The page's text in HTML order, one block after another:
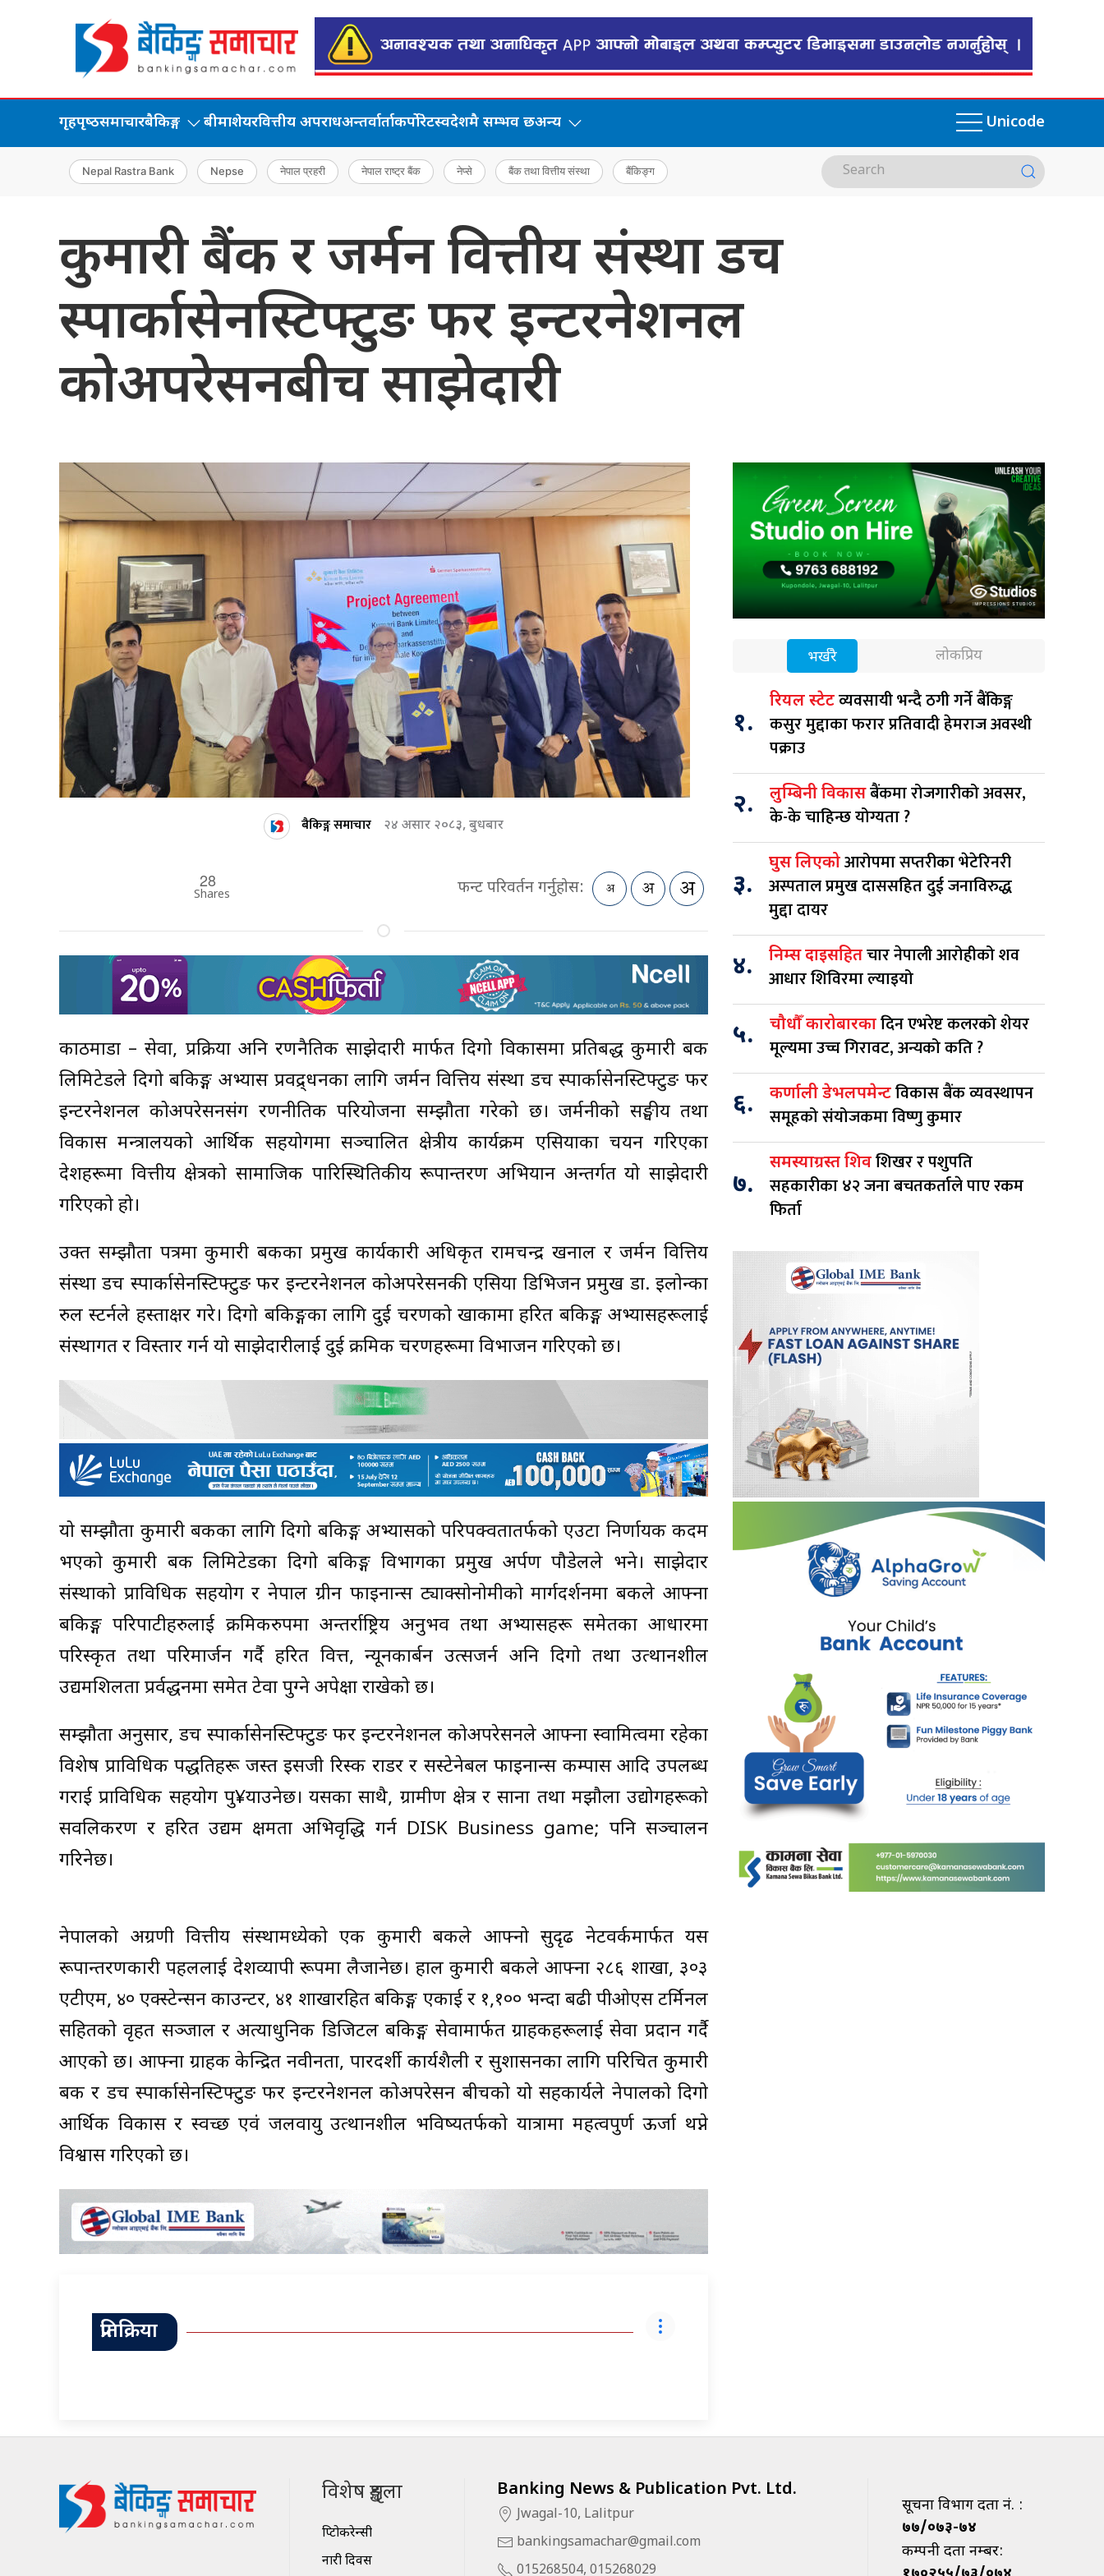
गृहपृष्‍ठसमाचारबैकिङ्ग बीमाशेयरवित्तीय अपराधअन्तर्वार्ताकर्पोरेटस्वदेशमै सम्भव छअन्य Unicode
Nepal Rastra Bank Nepse नेपाल प्रहरी नेपाल राष्ट्र बैंक नेप्से बैंक तथा वित्तीय संस्था बैंकिङ्ग
कुमारी बैंक र जर्मन वित्तीय संस्था डच
स्पार्कासेनस्टिफ्टुङ फर इन्टरनेशनल
कोअपरेसनबीच साझेदारी
बैकिङ्ग समाचार २४ असार २०८३, बुधबार
28
Shares फन्ट परिवर्तन गर्नुहोस:
काठमाडौं – सेवा, प्रक्रिया अनि रणनैतिक साझेदारी मार्फत दिगो विकासमा प्रतिबद्ध कुमारी बैंक
लिमिटेडले दिगो बैंकिङ्ग अभ्यास प्रवद्र्धनका लागि जर्मन वित्तिय संस्था डच स्पार्कासेनस्टिफ्टुङ फर
इन्टरनेशनल कोअपरेसनसंग रणनीतिक परियोजना सम्झौता गरेको छ। जर्मनीको सङ्घीय तथा
विकास मन्त्रालयको आर्थिक सहयोगमा सञ्चालित क्षेत्रीय कार्यक्रम एसियाका चयन गरिएका
देशहरूमा वित्तीय क्षेत्रको सामाजिक पारिस्थितिकीय रूपान्तरण अभियान अन्तर्गत यो साझेदारी
गरिएको हो।
उक्त सम्झौता पत्रमा कुमारी बैंकका प्रमुख कार्यकारी अधिकृत रामचन्द्र खनाल र जर्मन वित्तिय
संस्था डच स्पार्कासेनस्टिफ्टुङ फर इन्टरनेशनल कोअपरेसनकी एसिया डिभिजन प्रमुख डा. इलोन्का
रुल स्टर्नले हस्ताक्षर गरे। दिगो बैंकिङ्गका लागि दुई चरणको खाकामा हरित बैंकिङ्ग अभ्यासहरूलाई
संस्थागत र विस्तार गर्न यो साझेदारीलाई दुई क्रमिक चरणहरूमा विभाजन गरिएको छ।
यो सम्झौता कुमारी बैंकका लागि दिगो बैंकिङ्ग अभ्यासको परिपक्वतातर्फको एउटा निर्णायक कदम
भएको कुमारी बैंक लिमिटेडका दिगो बैंकिङ्ग विभागका प्रमुख अर्पण पौडेलले भने। साझेदार
संस्थाको प्राविधिक सहयोग र नेपाल ग्रीन फाइनान्स ट्याक्सोनोमीको मार्गदर्शनमा बैंकले आफ्ना
बैंकिङ्ग परिपाटीहरुलाई क्रमिकरुपमा अन्तर्राष्ट्रिय अनुभव तथा अभ्यासहरू समेतका आधारमा
परिस्कृत तथा परिमार्जन गर्दै हरित वित्त, न्यूनकार्बन उत्सजर्न अनि दिगो तथा उत्थानशील
उद्यमशिलता प्रर्वद्धनमा समेत टेवा पुग्ने अपेक्षा राखेको छ।
सम्झौता अनुसार, डच स्पार्कासेनस्टिफ्टुङ फर इन्टरनेशनल कोअपरेसनले आफ्ना स्वामित्वमा रहेका
विशेष प्राविधिक पद्धतिहरू जस्त इसजी रिस्क राडर र सस्टेनेबल फाइनान्स कम्पास आदि उपलब्ध
गराई प्राविधिक सहयोग पु¥याउनेछ। यसका साथै, ग्रामीण क्षेत्र र साना तथा मझौला उद्योगहरूको
सवलिकरण र हरित उद्यम क्षमता अभिवृद्धि गर्न DISK Business game; पनि सञ्चालन
गरिनेछ।
नेपालको अग्रणी वित्तीय संस्थामध्येको एक कुमारी बैंकले आफ्नो सुदृढ नेटवर्कमार्फत यस
रूपान्तरणकारी पहललाई देशव्यापी रूपमा लैजानेछ। हाल कुमारी बैंकले आफ्ना २८६ शाखा, ३०३
एटीएम, ४० एक्स्टेन्सन काउन्टर, ४१ शाखारहित बैंकिङ्ग एकाई र १,१०० भन्दा बढी पीओएस टर्मिनल
सहितको वृहत सञ्जाल र अत्याधुनिक डिजिटल बैंकिङ्ग सेवामार्फत ग्राहकहरूलाई सेवा प्रदान गर्दै
आएको छ। आफ्ना ग्राहक केन्द्रित नवीनता, पारदर्शी कार्यशैली र सुशासनका लागि परिचित कुमारी
बैंक र डच स्पार्कासेनस्टिफ्टुङ फर इन्टरनेशनल कोअपरेसन बीचको यो सहकार्यले नेपालको दिगो
आर्थिक विकास र स्वच्छ एवं जलवायु उत्थानशील भविष्यतर्फको यात्रामा महत्वपुर्ण ऊर्जा थप्ने
विश्वास गरिएको छ।
प्रतिक्रिया
भर्खरै लोकप्रिय
१.
रियल स्टेटव्यवसायी भन्दै ठगी गर्ने बैंकिङ्ग
कसुर मुद्दाका फरार प्रतिवादी हेमराज अवस्थी
पक्राउ
२. लुम्बिनी विकासबैंकमा रोजगारीको अवसर,
के-के चाहिन्छ योग्यता ?
३.
घुस लिएकोआरोपमा सप्तरीका भेटेरिनरी
अस्पताल प्रमुख दाससहित दुई जनाविरुद्ध
मुद्दा दायर
४. निम्स दाइसहितचार नेपाली आरोहीको शव
आधार शिविरमा ल्याइयो
५. चौधौँ कारोबारकादिन एभरेष्ट कलरको शेयर
मूल्यमा उच्च गिरावट, अन्यको कति ?
६. कर्णाली डेभलपमेन्टविकास बैंक व्यवस्थापन
समूहको संयोजकमा विष्णु कुमार
७.
समस्याग्रस्त शिवशिखर र पशुपति
सहकारीका ४२ जना बचतकर्ताले पाए रकम
फिर्ता
विशेष शृङ्खला
क्रिप्टोकरेन्सी
नारी दिवस
Banking News & Publication Pvt. Ltd.
Jwagal-10, Lalitpur
bankingsamachar@gmail.com
015268504, 015268029
सूचना विभाग दर्ता नं. :
७७/०७३-७४
कम्पनी दर्ता नम्बर: